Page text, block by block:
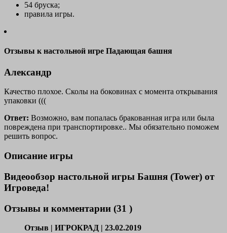
54 бруска;
правила игры.
Отзывы к настольной игрe Падающая башня
Александр
Качество плохое. Сколы на боковинах с момента открывания
упаковки (((
Ответ: Возможно, вам попалась бракованная игра или была
повреждена при транспортировке.. Мы обязательно поможем
решить вопрос.
Описание игры
Видеообзор настольной игры Башня (Tower) от
Игроведа!
Отзывы и комментарии (31 )
Отзыв | ИГРОКРАД | 23.02.2019